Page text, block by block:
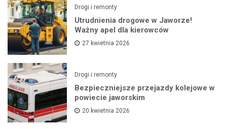
Drogi i remonty
Utrudnienia drogowe w Jaworze!
Ważny apel dla kierowców
27 kwietnia 2026
Drogi i remonty
Bezpieczniejsze przejazdy kolejowe w
powiecie jaworskim
20 kwietnia 2026